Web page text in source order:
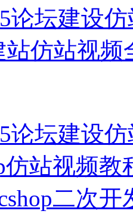
论坛建设
站仿站视频
论坛建设
仿站视频
二次开